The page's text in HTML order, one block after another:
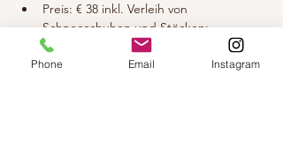
Preis: € 38 inkl. Verleih von
Schneeschuhen und Stöcken;
Barzahlug beim Guide
Liftticket für Berg- & Talfahrt ist nicht
Phone Email Instagram